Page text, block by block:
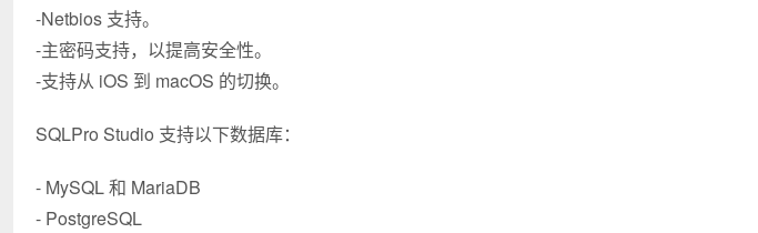
-Netbios 支持。
-主密码支持，以提高安全性。
-支持从 iOS 到 macOS 的切换。
SQLPro Studio 支持以下数据库：
- MySQL 和 MariaDB
- PostgreSQL